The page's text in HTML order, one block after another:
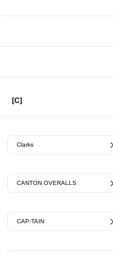
[C]
Clarks
CANTON OVERALLS
CAP-TAIN